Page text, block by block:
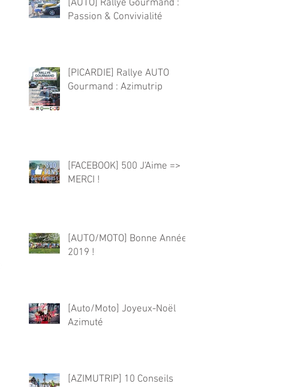
[AUTO] Rallye Gourmand :
Passion & Convivialité
[PICARDIE] Rallye AUTO
Gourmand : Azimutrip
[FACEBOOK] 500 J'Aime =>
MERCI !
[AUTO/MOTO] Bonne Année
2019 !
[Auto/Moto] Joyeux-Noël
Azimuté
[AZIMUTRIP] 10 Conseils